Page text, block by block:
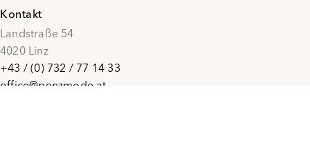
Kontakt
Landstraße 54
4020 Linz
+43 / (0) 732 / 77 14 33
office@penzmode.at